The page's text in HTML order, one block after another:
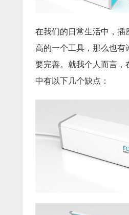
在我们的日常生活中，插
高的一个工具，那么也有
要完善。就我个人而言，
中有以下几个缺点：